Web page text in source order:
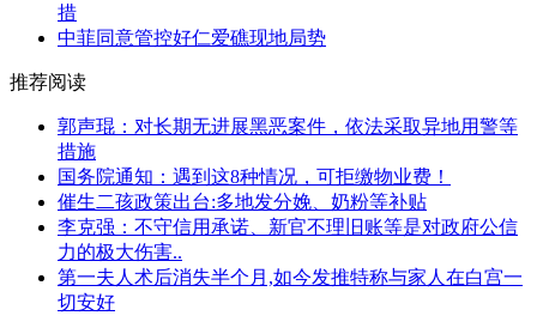
措
中菲同意管控好仁爱礁现地局势
推荐阅读
郭声琨：对长期无进展黑恶案件，依法采取异地用警等
措施
国务院通知：遇到这8种情况，可拒缴物业费！
催生二孩政策出台:多地发分娩、奶粉等补贴
李克强：不守信用承诺、新官不理旧账等是对政府公信
力的极大伤害..
第一夫人术后消失半个月,如今发推特称与家人在白宫一
切安好